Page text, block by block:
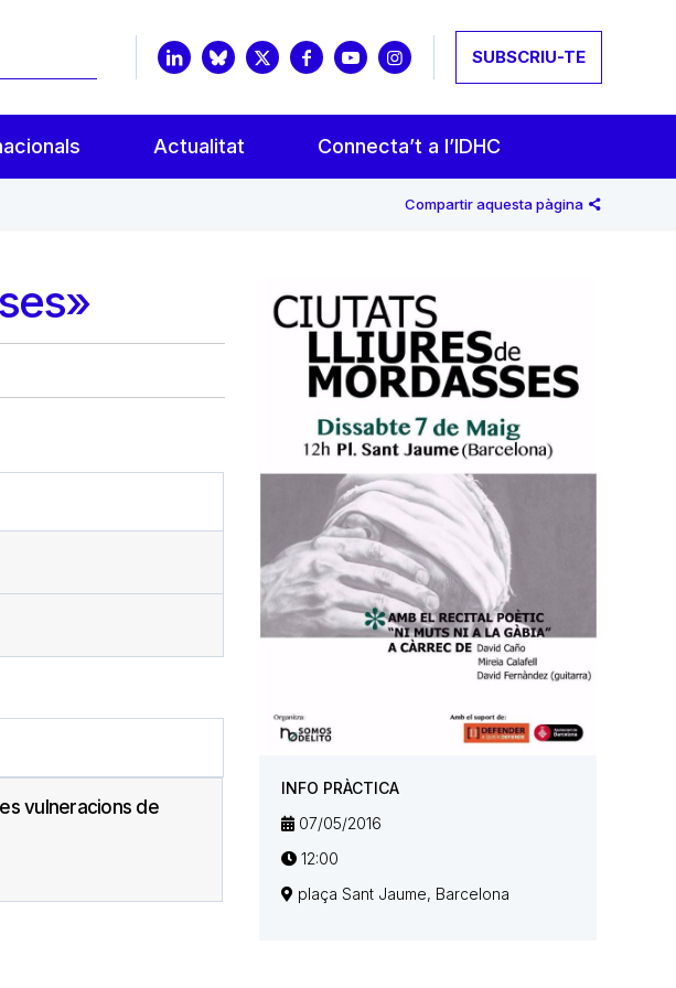
SUBSCRIU-TE
Actualitat Connecta’t a l’IDHC
Compartir aquesta pàgina
vulneracions de
INFO PRÀCTICA
07/05/2016
12:00
plaça Sant Jaume, Barcelona